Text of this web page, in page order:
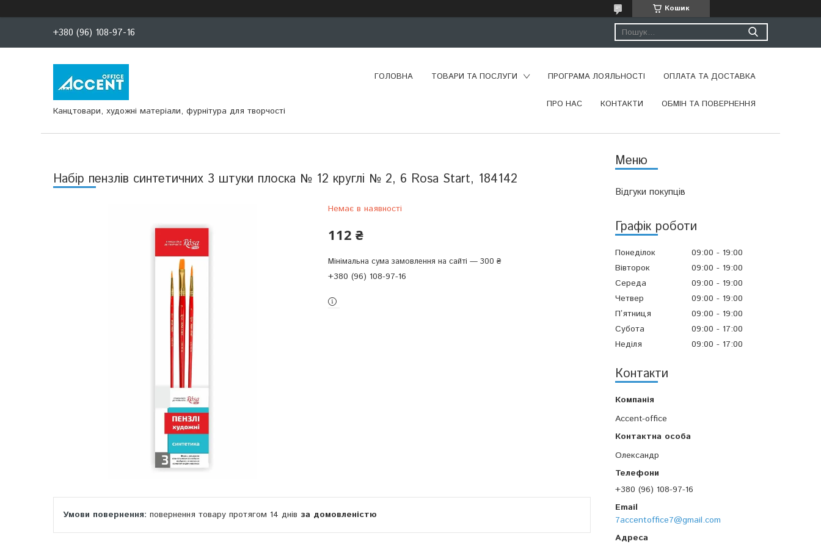
Кошик
+380 (96) 108-97-16
Канцтовари, художні матеріали, фурнітура для творчості
ГОЛОВНА ТОВАРИ ТА ПОСЛУГИ ПРОГРАМА ЛОЯЛЬНОСТІ ОПЛАТА ТА ДОСТАВКА
ПРО НАС КОНТАКТИ ОБМІН ТА ПОВЕРНЕННЯ
Відгуки покупців
Графік роботи
Понеділок 09:00
19:00
Вівторок
09:00
19:00
Середа
09:00
19:00
Четвер
09:00
19:00
Пʼятниця
09:00
19:00
Субота
09:00
17:00
Неділя
09:00 17:00
Контакти
Accent-office
Олександр
+380 (96) 108-97-16
7accentoffice7@gmail.com
Набір пензлів синтетичних 3 штуки плоска № 12 круглі № 2, 6 Rosa Start, 184142
Немає в наявності
112 ₴
Мінімальна сума замовлення на сайті — 300 ₴
+380 (96) 108-97-16
повернення товару протягом 14 днів за домовленістю